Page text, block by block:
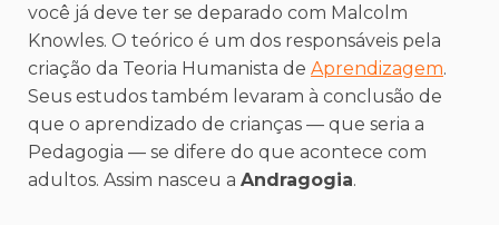
você já deve ter se deparado com Malcolm
Knowles. O teórico é um dos responsáveis pela
criação da Teoria Humanista de Aprendizagem.
Seus estudos também levaram à conclusão de
que o aprendizado de crianças — que seria a
Pedagogia — se difere do que acontece com
adultos. Assim nasceu a Andragogia.